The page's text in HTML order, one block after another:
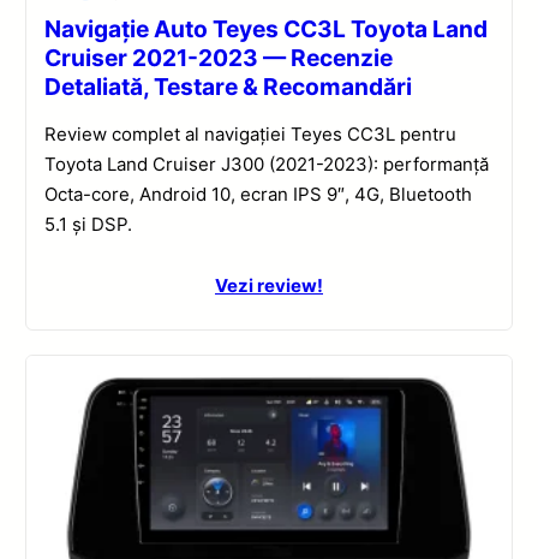
Navigație Auto Teyes CC3L Toyota Land
Cruiser 2021-2023 — Recenzie
Detaliată, Testare & Recomandări
Review complet al navigației Teyes CC3L pentru
Toyota Land Cruiser J300 (2021-2023): performanță
Octa-core, Android 10, ecran IPS 9″, 4G, Bluetooth
5.1 și DSP.
Vezi review!